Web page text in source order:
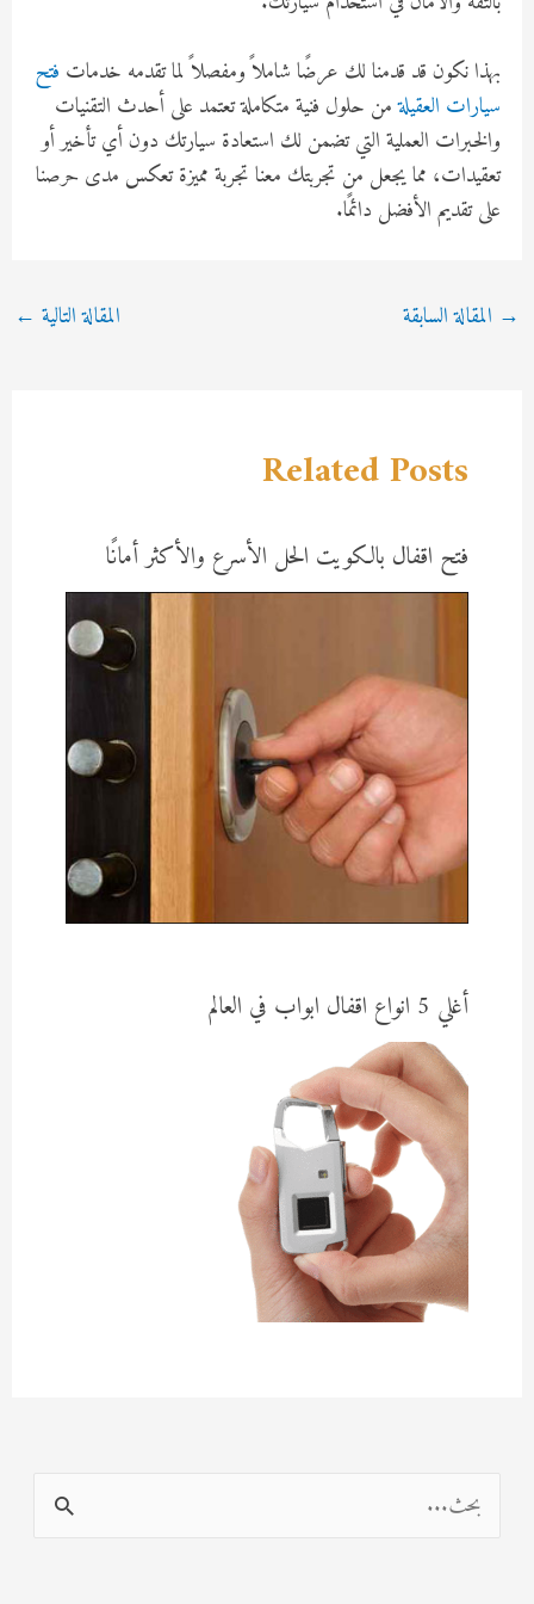
بهذا نكون قد قدمنا لك عرضًا شاملاً ومفصلاً لما تقدمه خدمات فتح
سيارات العقيلةمن حلول فنية متكاملة تعتمد على أحدث التقنيات
والخبرات العملية التي تضمن لك استعادة سيارتك دون أي تأخير أو
تعقيدات، مما يجعل من تجربتك معنا تجربة مميزة تعكس مدى حرصنا
على تقديم الأفضل دائمًا.
Post
→ المقالة السابقة المقالة التالية ←
Related Posts
فتح اقفال بالكويت الحل الأسرع والأكثر أمانًا
أغلي 5 انواع اقفال ابواب في العالم